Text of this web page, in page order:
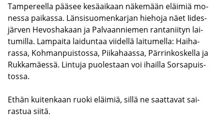
Tam­pe­reel­la pää­see ke­sä­ai­kaan nä­ke­mään eläi­miä mo­
nes­sa pai­kas­sa. Län­si­suo­men­kar­jan hie­ho­ja näet Ii­des­
jär­ven He­vos­ha­kaan ja Pal­vaan­nie­men ran­ta­nii­tyn lai­
tu­mil­la. Lam­pai­ta lai­dun­taa vii­del­lä lai­tu­mel­la: Hai­ha­
ras­sa, Koh­man­puis­tos­sa, Pii­ka­haas­sa, Pär­rin­kos­kel­la ja
Ruk­ka­mäes­sä. Lin­tu­ja puo­les­taan voi ihail­la Sors­a­puis­
tos­sa.
Ethän kui­ten­kaan ruoki eläi­miä, sillä ne saat­ta­vat sai­
ras­tua siitä.